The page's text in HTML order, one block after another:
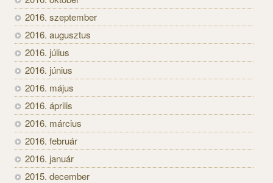
2016. szeptember
2016. augusztus
2016. július
2016. június
2016. május
2016. április
2016. március
2016. február
2016. január
2015. december